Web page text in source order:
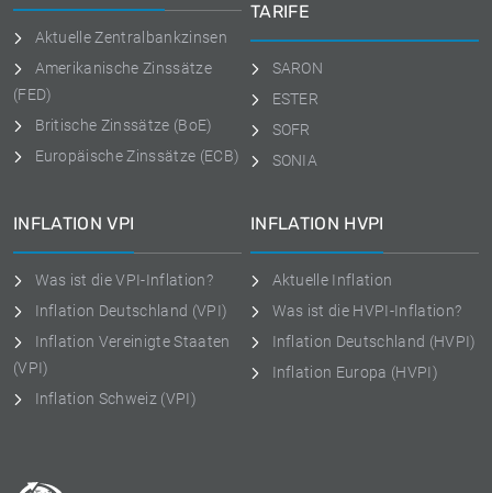
Aktuelle Zentralbankzinsen
Amerikanische Zinssätze
(FED)
Britische Zinssätze (BoE)
Europäische Zinssätze (ECB)
TARIFE
SARON
ESTER
SOFR
SONIA
INFLATION VPI
Was ist die VPI-Inflation?
Inflation Deutschland (VPI)
Inflation Vereinigte Staaten
(VPI)
Inflation Schweiz (VPI)
INFLATION HVPI
Aktuelle Inflation
Was ist die HVPI-Inflation?
Inflation Deutschland (HVPI)
Inflation Europa (HVPI)